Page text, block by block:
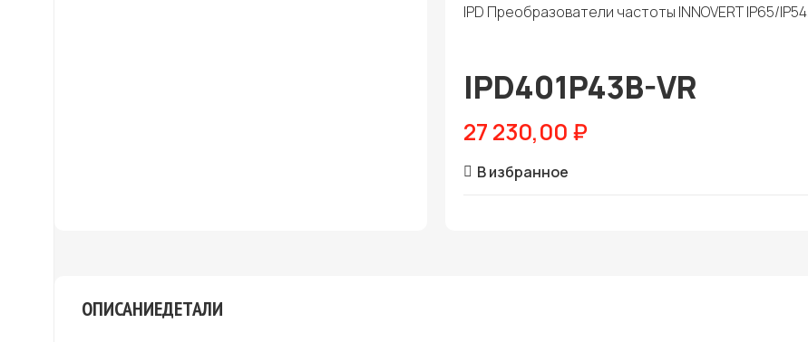
IPD Преобразователи частоты INNOVERT IP65/IP54
IPD401P43B-VR
27 230,00 ₽
В избранное
ОПИСАНИЕДЕТАЛИ